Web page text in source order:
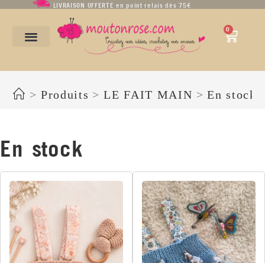
LIVRAISON OFFERTE en point relais dès 75€
0
> Produits > LE FAIT MAIN > En stock
En stock